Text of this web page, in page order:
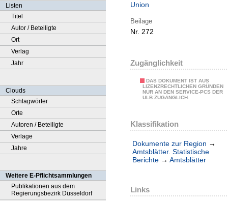
Listen
Titel
Autor / Beteiligte
Ort
Verlag
Jahr
Clouds
Schlagwörter
Orte
Autoren / Beteiligte
Verlage
Jahre
Weitere E-Pflichtsammlungen
Publikationen aus dem
Regierungsbezirk Düsseldorf
Union
Beilage
Nr. 272
Zugänglichkeit
DAS DOKUMENT IST AUS
LIZENZRECHTLICHEN GRÜNDEN
NUR AN DEN SERVICE-PCS DER
ULB ZUGÄNGLICH.
Klassifikation
Dokumente zur Region →
Amtsblätter. Statistische
Berichte → Amtsblätter
Links